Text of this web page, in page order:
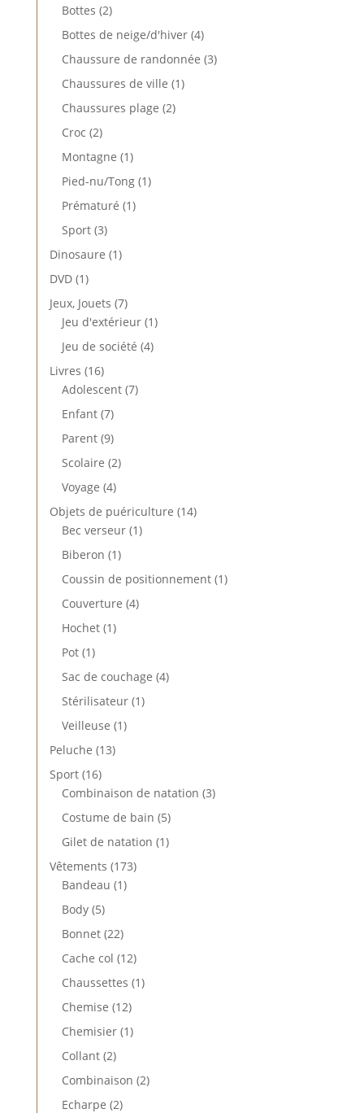
Bottes 22
produits
Bottes de neige/d'hiver 44
produits
Chaussure de randonnée 33
Chaussures de ville 11
Chaussures plage 22
Croc 22
produits
Montagne 11
produit
Pied-nu/Tong 11
Prématuré 11
Sport 33
produits
Dinosaure 11
DVD 11
produit
Jeux, Jouets 77
produits
Jeu d'extérieur 11
Jeu de société 44
Livres 1616
produits
Adolescent 77
Enfant 77
produits
Parent 99
produits
Scolaire 22
Voyage 44
produits
Objets de puériculture 1414
Bec verseur 11
Biberon 11
produit
Coussin de positionnement 11
Couverture 44
Hochet 11
Pot 11
produit
Sac de couchage 44
Stérilisateur 11
Veilleuse 11
Peluche 1313
Sport 1616
produits
Combinaison de natation 33
Costume de bain 55
produits
Gilet de natation 11
Vêtements 173173
Bandeau 11
Body 55
produits
Bonnet 2222
produits
Cache col 1212
produits
Chaussettes 11
Chemise 1212
produits
Chemisier 11
Collant 22
produits
Combinaison 22
Echarpe 22